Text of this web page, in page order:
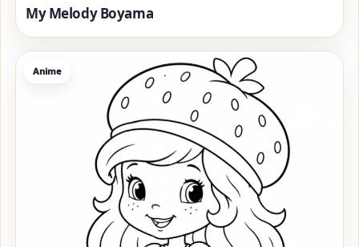
My Melody Boyama
Anime